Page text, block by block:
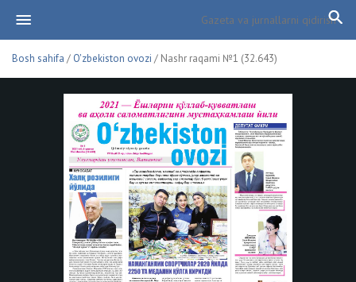
Bosh sahifa / O'zbekiston ovozi / Nashr raqami №1 (32.643)